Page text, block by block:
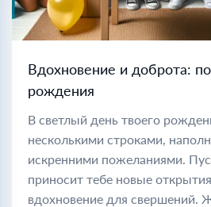
Вдохновение и доброта:
рождения
В светлый день твоего
несколькими строками,
искренними пожеланиями.
приносит тебе новые
вдохновение для свершений.